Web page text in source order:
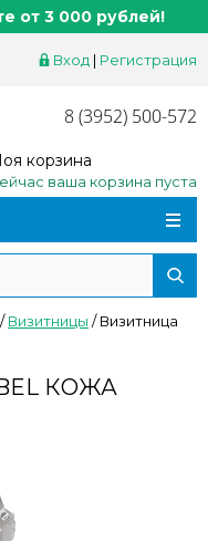
от 3 000 рублей!
Вход | Регистрация
8 (3952) 500-572
корзина
ваша корзина пуста
/Визитницы /Визитница
КОЖА